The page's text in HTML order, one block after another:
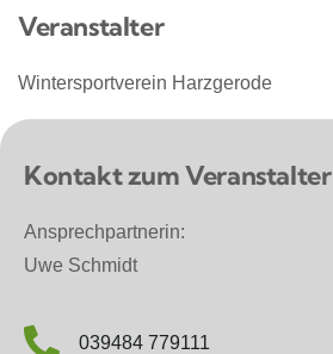
Veranstalter
Wintersportverein Harzgerode
Kontakt zum Veranstalter
Ansprechpartnerin:
Uwe Schmidt
039484 779111